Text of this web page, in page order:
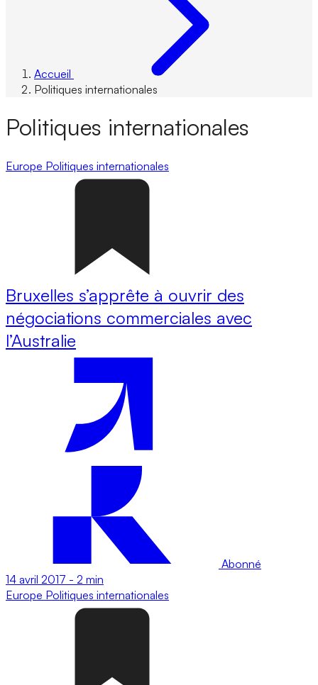
Accueil
Politiques internationales
Politiques internationales
Europe Politiques internationales
Bruxelles s’apprête à ouvrir des
négociations commerciales avec
l’Australie
Abonné
14 avril 2017 - 2 min
Europe Politiques internationales